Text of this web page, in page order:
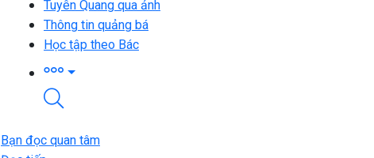
Tuyên Quang qua ảnh
Thông tin quảng bá
Học tập theo Bác
Bạn đọc quan tâm